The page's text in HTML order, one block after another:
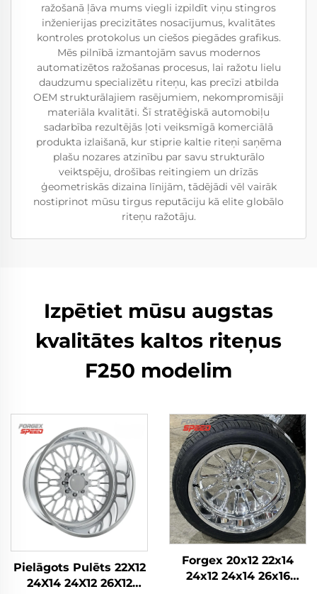
ražošanā ļāva mums viegli izpildīt viņu stingros
inženierijas precizitātes nosacījumus, kvalitātes
kontroles protokolus un ciešos piegādes grafikus.
Mēs pilnībā izmantojām savus modernos
automatizētos ražošanas procesus, lai ražotu lielu
daudzumu specializētu riteņu, kas precīzi atbilda
OEM strukturālajiem rasējumiem, nekompromisāji
materiāla kvalitāti. Šī stratēģiskā automobiļu
sadarbība rezultējās ļoti veiksmīgā komerciālā
produkta izlaišanā, kur stiprie kaltie riteņi saņēma
plašu nozares atzinību par savu strukturālo
veiktspēju, drošības reitingiem un drīzās
ģeometriskās dizaina līnijām, tādējādi vēl vairāk
nostiprinot mūsu tirgus reputāciju kā elite globālo
riteņu ražotāju.
Izpētiet mūsu augstas
kvalitātes kaltos riteņus
F250 modelim
Pielāgots Pulēts 22X12
24X14 24X12 26X12
Forgex 20x12 22x14
24x12 24x14 26x16